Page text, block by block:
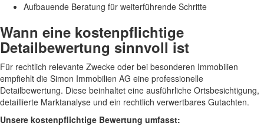
Aufbauende Beratung für weiterführende Schritte
Wann eine kostenpflichtige
Detailbewertung sinnvoll ist
Für rechtlich relevante Zwecke oder bei besonderen Immobilien
empfiehlt die Simon Immobilien AG eine professionelle
Detailbewertung. Diese beinhaltet eine ausführliche Ortsbesichtigung,
detaillierte Marktanalyse und ein rechtlich verwertbares Gutachten.
Unsere kostenpflichtige Bewertung umfasst: